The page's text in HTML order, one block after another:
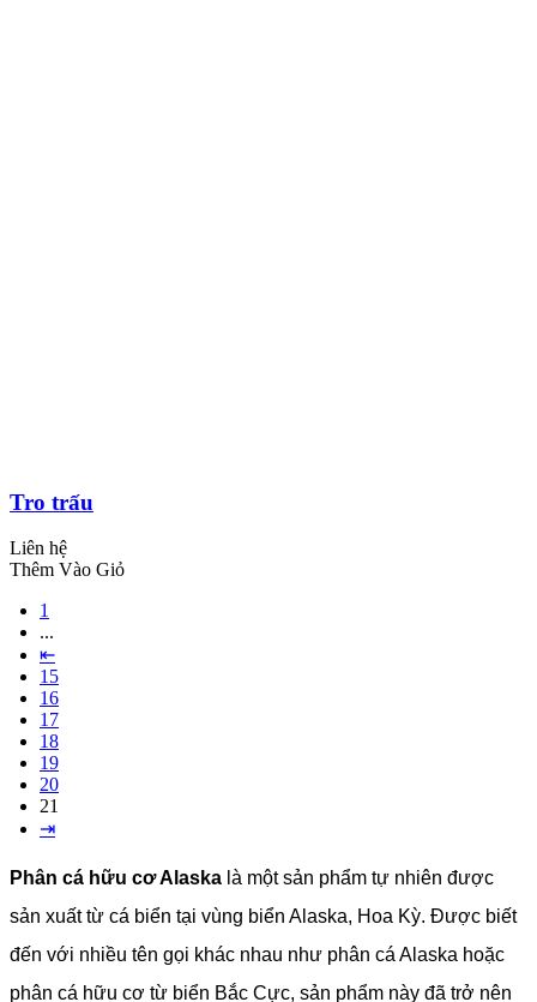
Tro trấu
Liên hệ
Thêm Vào Giỏ
1
...
⇤
15
16
17
18
19
20
21
⇥
Phân cá hữu cơ Alaska là một sản phẩm tự nhiên được
sản xuất từ cá biển tại vùng biển Alaska, Hoa Kỳ. Được biết
đến với nhiều tên gọi khác nhau như phân cá Alaska hoặc
phân cá hữu cơ từ biển Bắc Cực, sản phẩm này đã trở nên